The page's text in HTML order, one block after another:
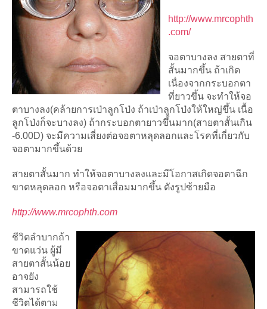
http://www.mrcophth
.com/
จอตาบางลง สายตาที่
สั้นมากขึ้น ถ้าเกิด
เนื่องจากกระบอกตา
ที่ยาวขึ้น จะทำให้จอ
ตาบางลง(คล้ายการเป่าลูกโป่ง ถ้าเป่าลูกโป่งให้ใหญ่ขึ้น เนื้อ
ลูกโป่งก็จะบางลง) ถ้ากระบอกตายาวขึ้นมาก(สายตาสั้นเกิน
-6.00D) จะมีความเสี่ยงต่อจอตาหลุดลอกและโรคที่เกี่ยวกับ
จอตามากขึ้นด้วย
สายตาสั้นมาก ทำให้จอตาบางลงและมีโอกาสเกิดจอตาฉีก
ขาดหลุดลอก หรือจอตาเสื่อมมากขึ้น ดังรูปซ้ายมือ
http://www.mrcophth.com
ชีวิตลำบากถ้า
ขาดแว่น ผู้มี
สายตาสั้นน้อย
อาจยัง
สามารถใช้
ชีวิตได้ตาม